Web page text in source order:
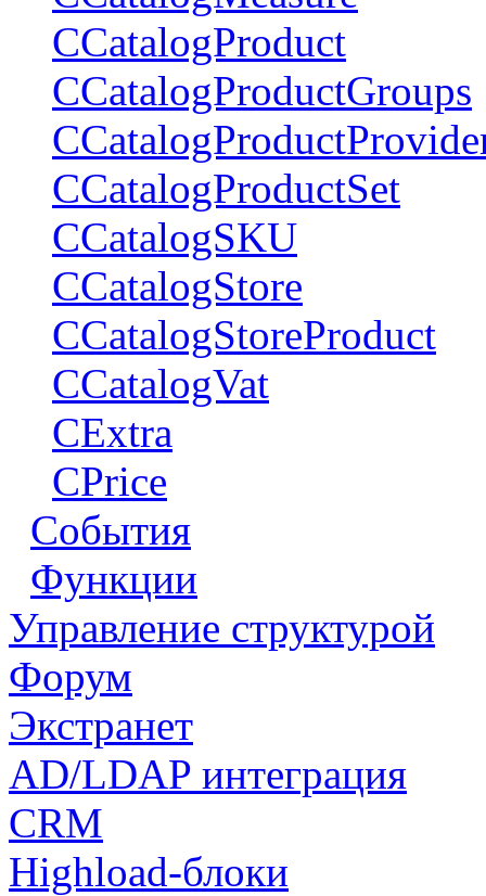
CCatalogProduct
CCatalogProductGroups
CCatalogProductSet
CCatalogSKU
CCatalogStore
CCatalogStoreProduct
CCatalogVat
CExtra
CPrice
События
Функции
Управление структурой
Форум
Экстранет
AD/LDAP интеграция
CRM
Highload-блоки